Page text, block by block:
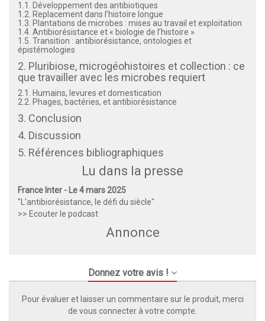
1.1. Développement des antibiotiques
1.2. Replacement dans l’histoire longue
1.3. Plantations de microbes : mises au travail et exploitation
1.4. Antibiorésistance et « biologie de l’histoire »
1.5. Transition : antibiorésistance, ontologies et
épistémologies
2. Pluribiose, microgéohistoires et collection : ce
que travailler avec les microbes requiert
2.1. Humains, levures et domestication
2.2. Phages, bactéries, et antibiorésistance
3. Conclusion
4. Discussion
5. Références bibliographiques
Lu dans la presse
France Inter - Le 4 mars 2025
"L'antibiorésistance, le défi du siècle"
>> Ecouter le podcast
Annonce
Donnez votre avis !
Pour évaluer et laisser un commentaire sur le produit, merci
de vous connecter à votre compte.